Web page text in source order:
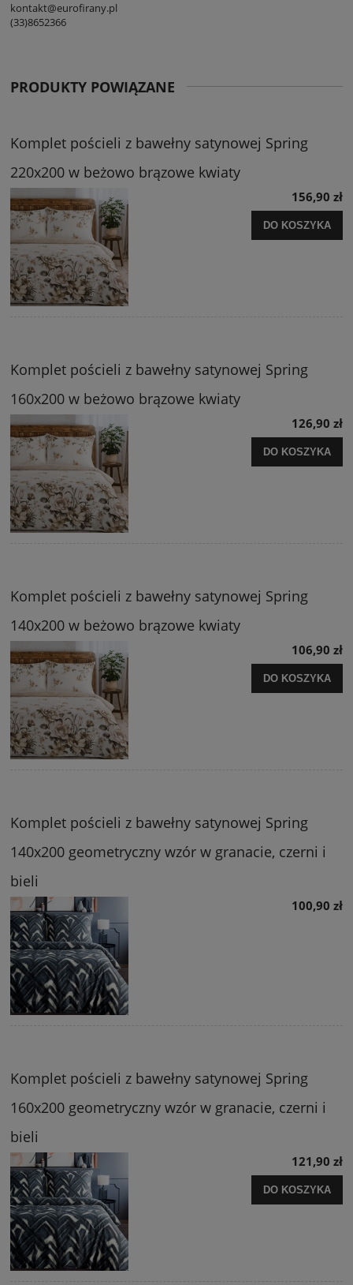
kontakt@eurofirany.pl
(33)8652366
PRODUKTY POWIĄZANE
Komplet pościeli z bawełny satynowej Spring
220x200 w beżowo brązowe kwiaty
156,90 zł
DO KOSZYKA
Komplet pościeli z bawełny satynowej Spring
160x200 w beżowo brązowe kwiaty
126,90 zł
DO KOSZYKA
Komplet pościeli z bawełny satynowej Spring
140x200 w beżowo brązowe kwiaty
106,90 zł
DO KOSZYKA
Komplet pościeli z bawełny satynowej Spring
140x200 geometryczny wzór w granacie, czerni i
bieli
100,90 zł
Komplet pościeli z bawełny satynowej Spring
160x200 geometryczny wzór w granacie, czerni i
bieli
121,90 zł
DO KOSZYKA